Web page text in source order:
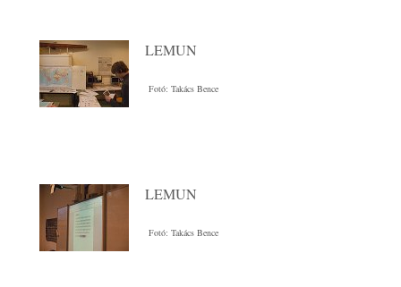
LEMUN
Fotó: Takács Bence
LEMUN
Fotó: Takács Bence